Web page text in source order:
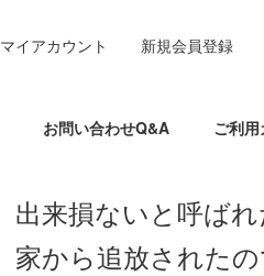
お問い合わせQ&A ご利
マイアカウント 新規会員登録
出来損ないと呼ば
家から追放された